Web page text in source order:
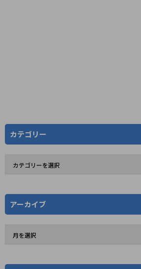
カテゴリー
アーカイブ